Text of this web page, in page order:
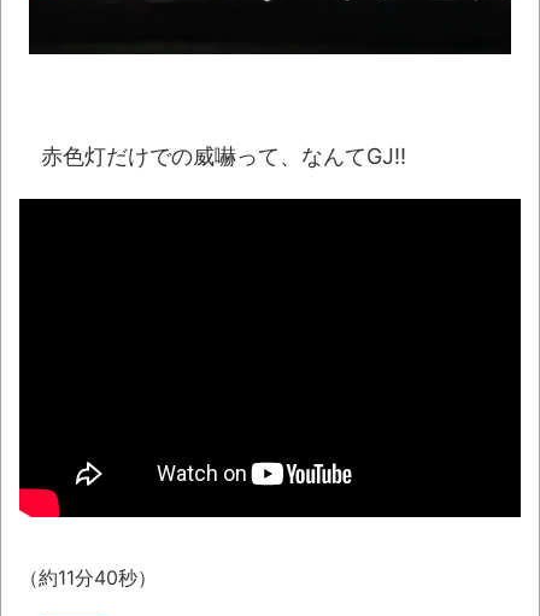
【酷暑】もし井上陽水が「少年時代」を令
国人が溺れてしまう事故。NEW!
懲役7年を求刑 元ジャンポケ・斉藤被告か
レトロパソコンの雑誌掲載プログラムリス
「これで11万取られたの!?」あるX民が玄関
赤色灯だけでの威嚇って、なんてGJ!!
（約11分40秒）